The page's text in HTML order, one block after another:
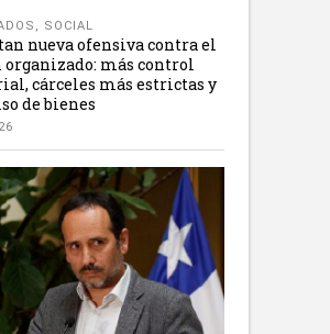
, SOCIAL
nueva ofensiva contra el
más control
cárceles más estrictas y
de bienes